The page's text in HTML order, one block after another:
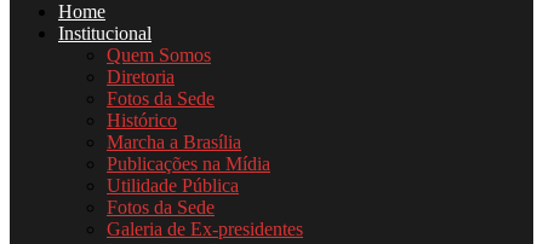
Home
Institucional
Quem Somos
Diretoria
Fotos da Sede
Histórico
Marcha a Brasília
Publicações na Mídia
Utilidade Pública
Fotos da Sede
Galeria de Ex-presidentes